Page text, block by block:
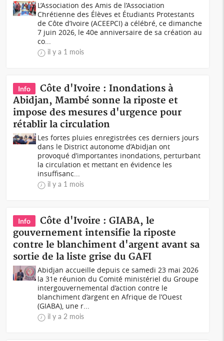
L’Association des Amis de l’Association
Chrétienne des Élèves et Étudiants Protestants
de Côte d’Ivoire (ACEEPCI) a célébré, ce dimanche
7 juin 2026, le 40e anniversaire de sa création au
co...
il y a 1 mois
Info
Côte d'Ivoire : Inondations à
Abidjan, Mambé sonne la riposte et
impose des mesures d'urgence pour
rétablir la circulation
Les fortes pluies enregistrées ces derniers jours
dans le District autonome d’Abidjan ont
provoqué d’importantes inondations, perturbant
la circulation et mettant en évidence les
insuffisanc...
il y a 1 mois
Info
Côte d'Ivoire : GIABA, le
gouvernement intensifie la riposte
contre le blanchiment d'argent avant sa
sortie de la liste grise du GAFI
Abidjan accueille depuis ce samedi 23 mai 2026
la 31e réunion du Comité ministériel du Groupe
intergouvernemental d’action contre le
blanchiment d’argent en Afrique de l’Ouest
(GIABA), une r...
il y a 2 mois